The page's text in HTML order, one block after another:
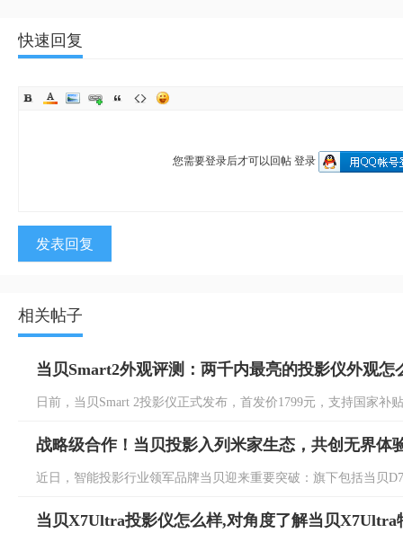
快速回复
您需要登录后才可以回帖 登录
发表回复
相关帖子
当贝Smart2外观评测：两千内最亮的投影仪外观怎
日前，当贝Smart 2投影仪正式发布，首发价1799元，支持国家补
战略级合作！当贝投影入列米家生态，共创无界体
近日，智能投影行业领军品牌当贝迎来重要突破：旗下包括当贝
当贝X7Ultra投影仪怎么样,对角度了解当贝X7Ultra